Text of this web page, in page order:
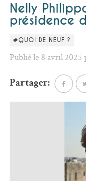
Nelly
présidence
#QUOI DE NEUF ?
Publié le 8 avril 2025
Partager: